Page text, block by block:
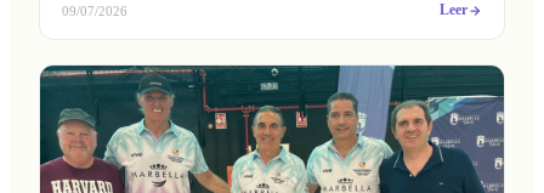
09/07/2026 Leer